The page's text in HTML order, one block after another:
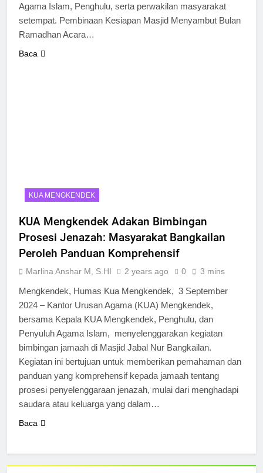
Agama Islam, Penghulu, serta perwakilan masyarakat
setempat. Pembinaan Kesiapan Masjid Menyambut Bulan
Ramadhan Acara…
Baca
KUA MENGKENDEK
KUA Mengkendek Adakan Bimbingan
Prosesi Jenazah: Masyarakat Bangkailan
Peroleh Panduan Komprehensif
Marlina Anshar M, S.HI 2 years ago 0 3 mins
Mengkendek, Humas Kua Mengkendek, 3 September
2024 – Kantor Urusan Agama (KUA) Mengkendek,
bersama Kepala KUA Mengkendek, Penghulu, dan
Penyuluh Agama Islam, menyelenggarakan kegiatan
bimbingan jamaah di Masjid Jabal Nur Bangkailan.
Kegiatan ini bertujuan untuk memberikan pemahaman dan
panduan yang komprehensif kepada jamaah tentang
prosesi penyelenggaraan jenazah, mulai dari menghadapi
saudara atau keluarga yang dalam…
Baca